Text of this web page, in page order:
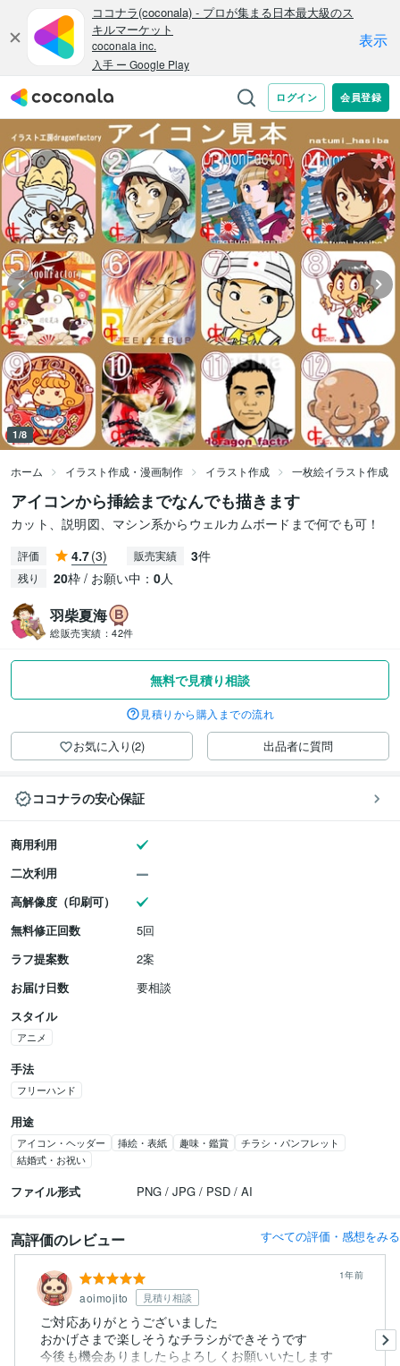
1/8
ホーム イラスト作成・漫画制作 イラスト作成 一枚絵イラスト作成
アイコンから挿絵までなんでも描きます
カット、説明図、マシン系からウェルカムボードまで何でも可！
評価 4.7(3) 販売実績 3件
残り 20枠 / お願い中： 0人
羽柴夏海
総販売実績： 42件
無料で見積り相談
見積りから購入までの流れ
お気に入り(2) 出品者に質問
ココナラの安心保証
商用利用
二次利用
高解像度（印刷可）
無料修正回数
5回
ラフ提案数
2案
お届け日数
要相談
スタイル
アニメ
手法
フリーハンド
用途
アイコン・ヘッダー 挿絵・表紙 趣味・鑑賞
チラシ・パンフレット
結婚式・お祝い
ファイル形式 PNG / JPG / PSD / AI
高評価のレビュー すべての評価・感想をみる
aoimojito 見積り相談
1年前
ご対応ありがとうございました
おかげさまで楽しそうなチラシができそうです
今後も機会ありましたらよろしくお願いいたします